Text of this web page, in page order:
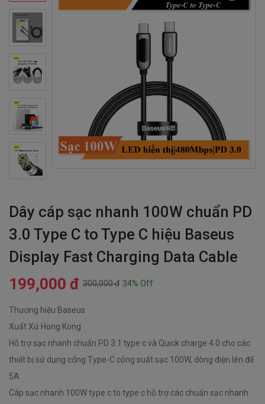
Dây cáp sạc nhanh 100W chuẩn PD
3.0 Type C to Type C hiệu Baseus
Display Fast Charging Data Cable
199,000 đ 300,000 đ 34% Off
Thương hiệu Baseus
Xuất Xứ Hong Kong
Hỗ trợ sạc nhanh chuẩn PD 3.1 type c và Quick charge 4.0 cho các
thiết bị sử dụng cổng Type-C công suất sạc 100W, dòng điện lên đế
5A
Cáp sạc nhanh 100W type c to type c hỗ trợ các chuẩn sạc nhanh